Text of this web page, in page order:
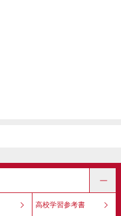
高校学習参考書